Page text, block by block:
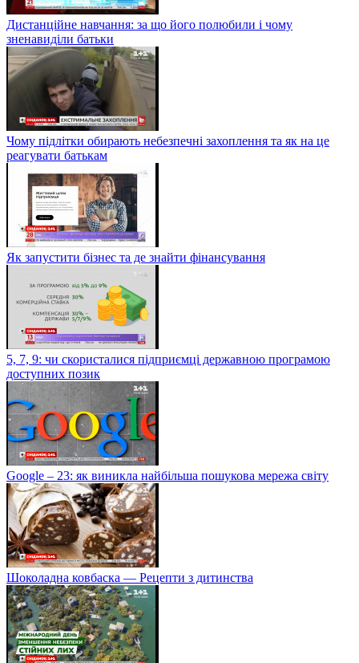
Дистанційне навчання: за що його полюбили і чому
зненавиділи батьки
Чому підлітки обирають небезпечні захоплення та як на це
реагувати батькам
Як запустити бізнес та де знайти фінансування
5, 7, 9: чи скористалися підприємці державною програмою
доступних позик
Google – 23: як виникла найбільша пошукова мережа світу
Шоколадна ковбаска — Рецепти з дитинства